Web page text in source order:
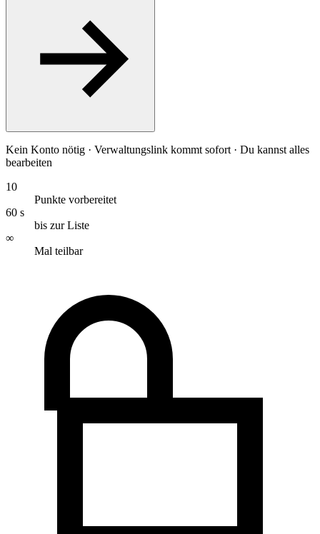
Kein Konto nötig · Verwaltungslink kommt sofort · Du kannst alles
bearbeiten
10
Punkte vorbereitet
60 s
bis zur Liste
∞
Mal teilbar